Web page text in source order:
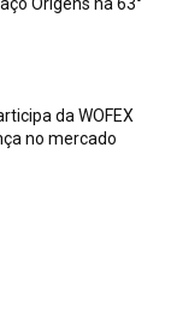
Origens na 63°
da WOFEX
no mercado